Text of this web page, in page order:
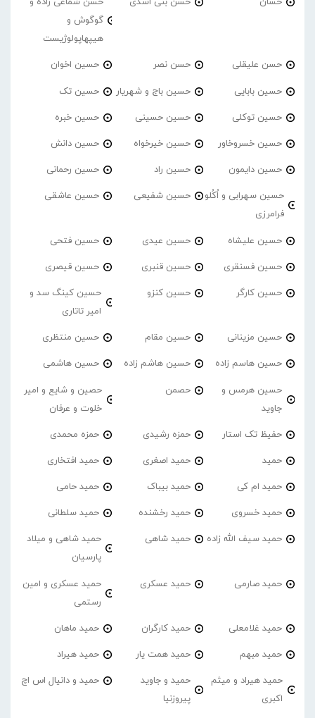
گوگوش و
هیپهاپولوژیست
حسن علیقلی حسن نصر حسین اخوان
حسین بابایی حسین باج و شهریار حسین تک
حسین توکلی حسین حسینی حسین خبره
حسین خسروخاور حسین خیرخواه حسین دانش
حسین دایمون حسین راد حسین رحمانی
حسین سهرابی و اُکُلو
فرامرزی
حسین شفیعی حسین عاشقی
حسین علیشاه حسین عیدی حسین فتحی
حسین فسنقری حسین قنبری حسین قیصری
حسین کارگر حسین کنزو
حسین کینگ سد و
امیر تاتاری
حسین مزینانی حسین مقام حسین منتظری
حسین هاسم زاده حسین هاشم زاده حسین هاشمی
حسین هرمس و
جاوید
حصمن
حصین و شایع و امیر
خلوت و عرفان
حفیظ تک استار حمزه رشیدی حمزه محمدی
حمید حمید اصغری حمید افتخاری
حمید ام کی حمید بیباک حمید حامی
حمید خسروی حمید رخشنده حمید سلطانی
حمید سیف الله زاده حمید شاهی
حمید شاهی و میلاد
پارسیان
حمید صارمی حمید عسکری
حمید عسکری و امین
رستمی
حمید غلامعلی حمید کارگران حمید ماهان
حمید مبهم حمید همت یار حمید هیراد
حمید هیراد و میثم
اکبری
حمید و جاوید
پیروزنیا
حمید و دانیال اس اچ